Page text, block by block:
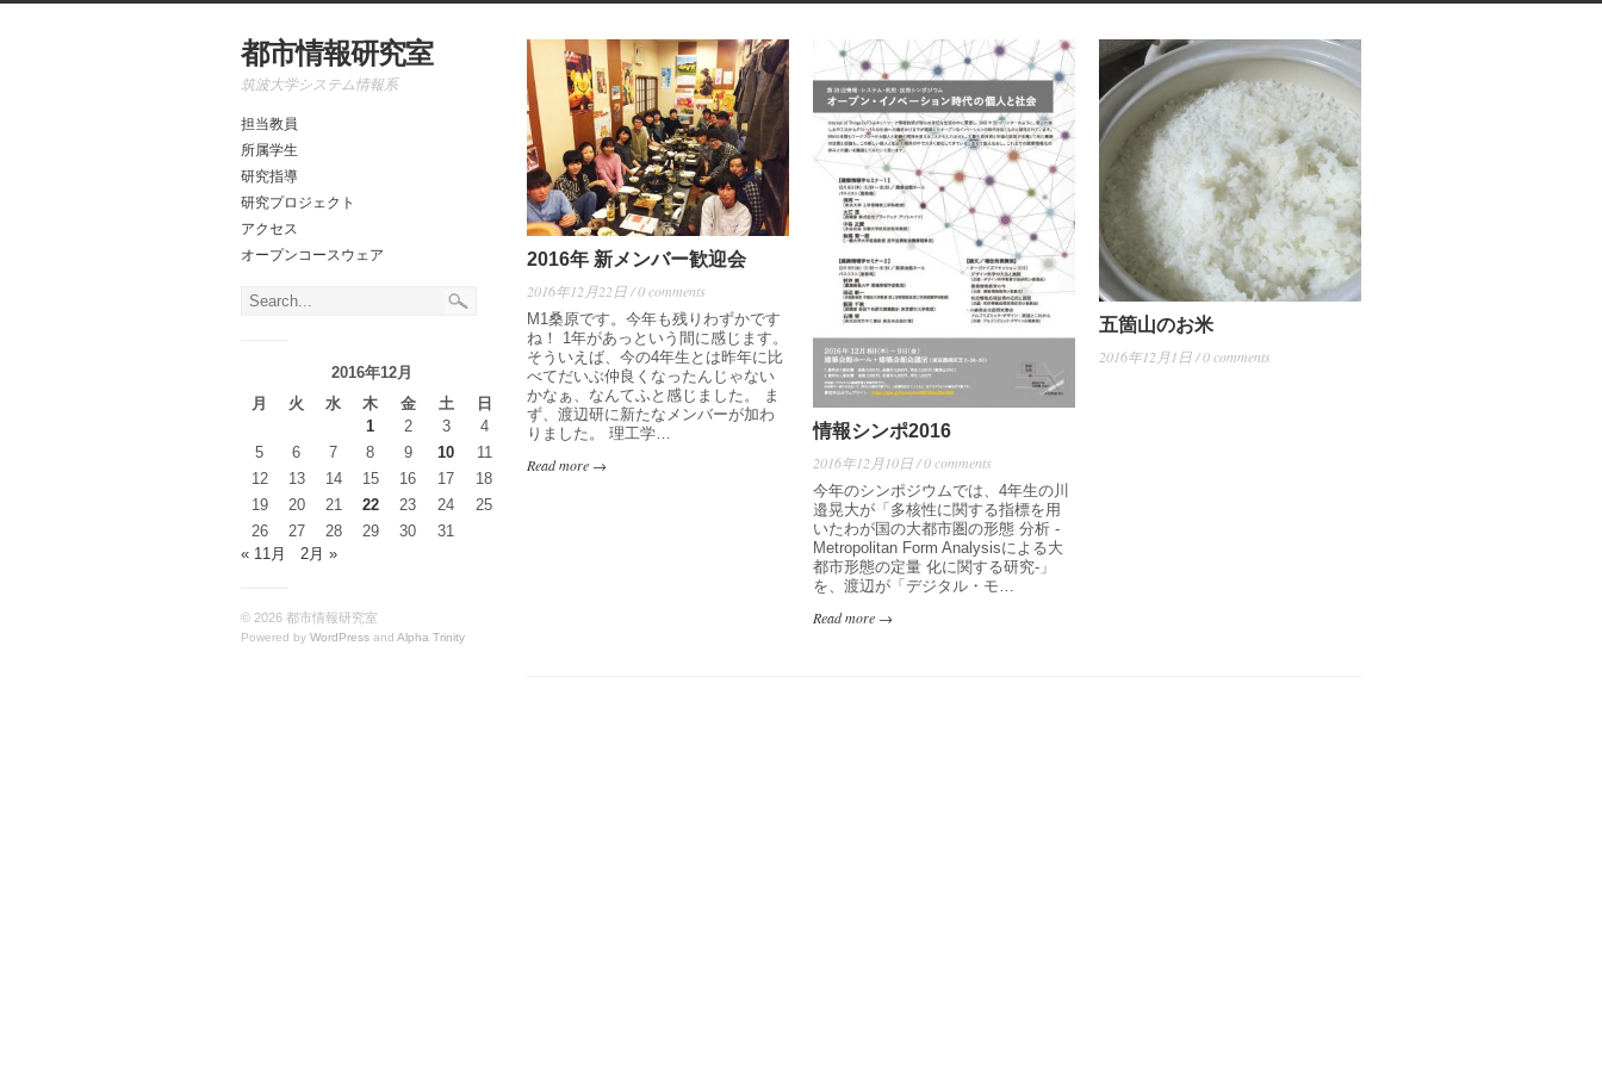
都市情報研究室
筑波大学システム情報系
担当教員
所属学生
研究指導
研究プロジェクト
アクセス
オープンコースウェア
2016年12月
月
火 水 木 金 土
日
1
2 3
4
5
6 7 8 9 10
11
12
13 14 15 16 17
18
19
20 21 22 23 24
25
26
27 28 29 30
31
« 11月
2月 »
© 2026 都市情報研究室
Powered by WordPress and Alpha Trinity
2016年 新メンバー歓迎会
2016年12月22日 / 0 comments
M1桑原です。今年も残りわずかです
ね！ 1年があっという間に感じます。
そういえば、今の4年生とは昨年に比
べてだいぶ仲良くなったんじゃない
かなぁ、なんてふと感じました。 ま
ず、渡辺研に新たなメンバーが加わ
りました。 理工学…
Read more →
情報シンポ2016
2016年12月10日 / 0 comments
今年のシンポジウムでは、4年生の川
邉晃大が「多核性に関する指標を用
いたわが国の大都市圏の形態 分析 -
Metropolitan Form Analysisによる大
都市形態の定量 化に関する研究-」
を、渡辺が「デジタル・モ…
Read more →
五箇山のお米
2016年12月1日 / 0 comments